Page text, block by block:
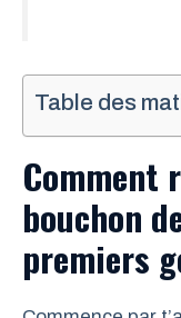
Table des
Comment
bouchon
premiers